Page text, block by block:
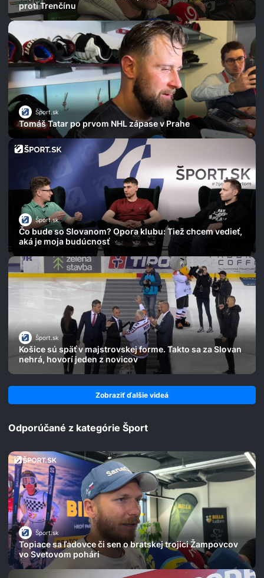
proti Trenčínu
Šport.sk
Tomáš Tatar po prvom NHL zápase v Prahe
Šport.sk
Čo bude so Slovanom? Opora klubu: Tiež chcem vedieť,
aká je moja budúcnosť
Šport.sk
Košice sú späť v majstrovskej forme. Takto sa za Slovan
nehrá, hovorí jeden z novicov
Zobraziť ďalšie videá
Odporúčané z kategórie Šport
Šport.sk
Topiace sa ľadovce či sen o bratskej trojici Žampovcov
vo Svetovom pohári